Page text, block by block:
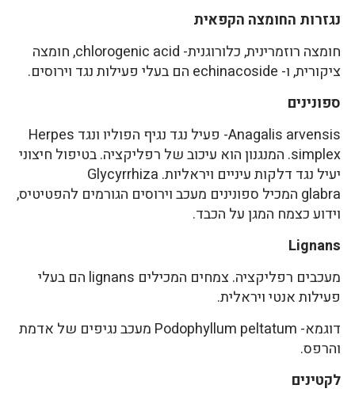
נגזרות החומצה הקפאית
חומצה רוזמרינית, כלורוגנית- chlorogenic acid, חומצה
ציקורית, ו- echinacoside הם בעלי פעילות נגד וירוסים.
ספונינים
Anagalis arvensis- פעיל נגד נגיף הפוליו ונגד Herpes
simplex. המנגנון הוא עיכוב של רפליקציה. בטיפול חיצוני
יעיל נגד דלקות עיניים ויראליות. Glycyrrhiza
glabra המכיל ספונינים מעכב וירוסים הגורמים להפטיטיס,
וידוע כצמח המגן על הכבד.
Lignans
מעכבים רפליקציה. צמחים המכילים lignans הם בעלי
פעילות אנטי ויראלית.
דוגמא- Podophyllum peltatum מעכב נגיפים של אדמת
והרפס.
לקטינים